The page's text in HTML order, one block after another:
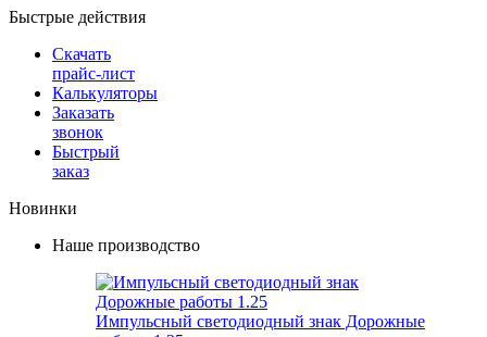
Быстрые действия
Скачать
прайс-лист
Калькуляторы
Заказать
звонок
Быстрый
заказ
Новинки
Наше производство
Импульсный светодиодный знак Дорожные